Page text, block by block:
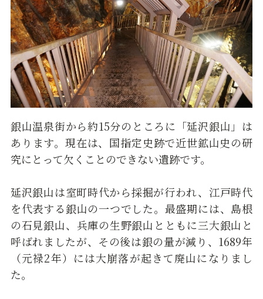
銀山温泉街から約15分のところに「延沢銀山」は
あります。現在は、国指定史跡で近世鉱山史の研
究にとって欠くことのできない遺跡です。
延沢銀山は室町時代から採掘が行われ、江戸時代
を代表する銀山の一つでした。最盛期には、島根
の石見銀山、兵庫の生野銀山とともに三大銀山と
呼ばれましたが、その後は銀の量が減り、1689年
（元禄2年）には大崩落が起きて廃山になりまし
た。